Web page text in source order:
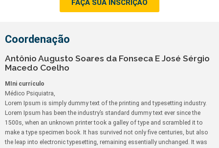
FAÇA SUA INSCRIÇÃO
Coordenação
Antônio Augusto Soares da Fonseca E José Sérgio
Macedo Coelho
MIni currículo
Médico Psiquiatra,
Lorem Ipsum is simply dummy text of the printing and typesetting industry.
Lorem Ipsum has been the industry’s standard dummy text ever since the
1500s, when an unknown printer took a galley of type and scrambled it to
make a type specimen book. It has survived not only five centuries, but also
the leap into electronic typesetting, remaining essentially unchanged. It was